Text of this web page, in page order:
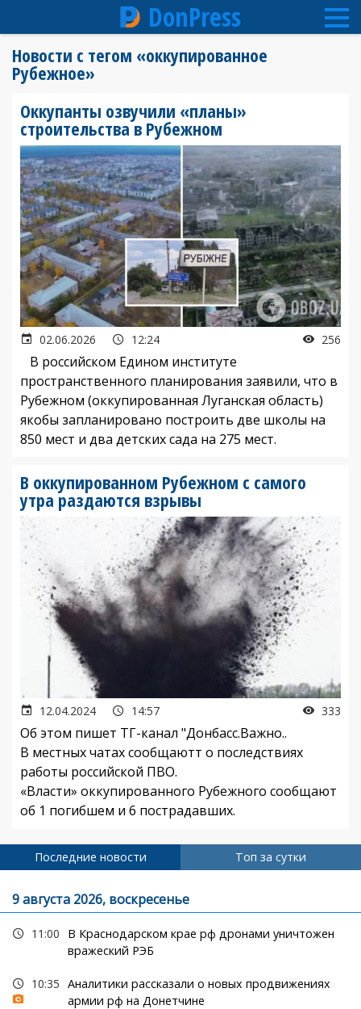
основному
содержанию
DonPress
Новости с тегом «оккупированное
Рубежное»
Оккупанты озвучили «планы»
строительства в Рубежном
02.06.2026 12:24 256
В российском Едином институте
пространственного планирования заявили, что в
Рубежном (оккупированная Луганская область)
якобы запланировано построить две школы на
850 мест и два детских сада на 275 мест.
В оккупированном Рубежном с самого
утра раздаются взрывы
12.04.2024 14:57 333
Об этом пишет ТГ-канал "Донбасс.Важно..
В местных чатах сообщаютт о последствиях
работы российской ПВО.
«Власти» оккупированного Рубежного сообщают
об 1 погибшем и 6 пострадавших.
Последние новости Топ за сутки
9 августа 2026, воскресенье
11:00
В Краснодарском крае рф дронами уничтожен
вражеский РЭБ
10:35 Аналитики рассказали о новых продвижениях
армии рф на Донетчине